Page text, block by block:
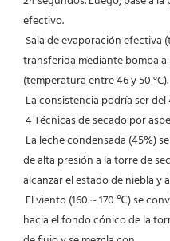
efectivo.
transferida mediante bomba
(temperatura entre 46 y 50 °C).
La consistencia podría ser del
4 Técnicas de secado por
de alta presión a la torre de
alcanzar el estado de niebla y
hacia el fondo cónico de la